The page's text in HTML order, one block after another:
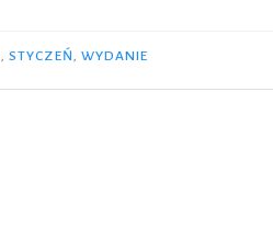
,STYCZEŃ WYDANIE